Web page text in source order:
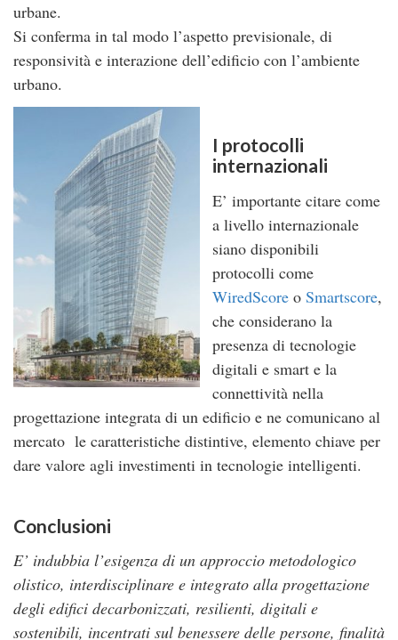
urbane.
Si conferma in tal modo l’aspetto previsionale, di
responsività e interazione dell’edificio con l’ambiente
urbano.
I protocolli
internazionali
E’ importante citare come
a livello internazionale
siano disponibili
protocolli come
WiredScore oSmartscore,
che considerano la
presenza di tecnologie
digitali e smart e la
connettività nella
progettazione integrata di un edificio e ne comunicano al
mercato le caratteristiche distintive, elemento chiave per
dare valore agli investimenti in tecnologie intelligenti.
Conclusioni
E’ indubbia l’esigenza di un approccio metodologico
olistico, interdisciplinare e integrato alla progettazione
degli edifici decarbonizzati, resilienti, digitali e
sostenibili, incentrati sul benessere delle persone, finalità